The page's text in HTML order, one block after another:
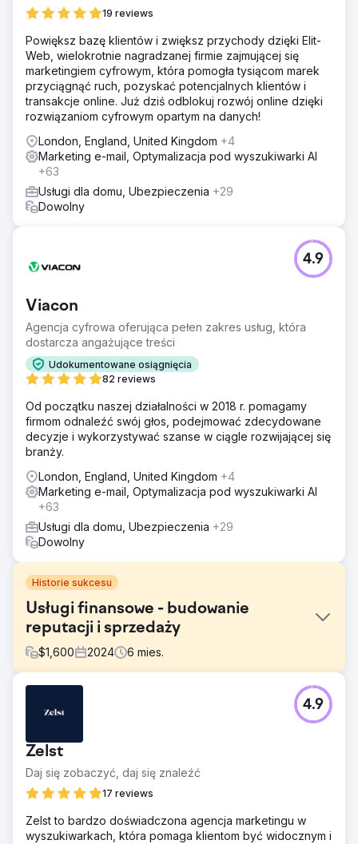
19 reviews
Powiększ bazę klientów i zwiększ przychody dzięki Elit-
Web, wielokrotnie nagradzanej firmie zajmującej się
marketingiem cyfrowym, która pomogła tysiącom marek
przyciągnąć ruch, pozyskać potencjalnych klientów i
transakcje online. Już dziś odblokuj rozwój online dzięki
rozwiązaniom cyfrowym opartym na danych!
London, England, United Kingdom +4
Marketing e-mail, Optymalizacja pod wyszukiwarki AI
+63
Usługi dla domu, Ubezpieczenia +29
Dowolny
Viacon
Agencja cyfrowa oferująca pełen zakres usług, która
dostarcza angażujące treści
Udokumentowane osiągnięcia
82 reviews
4.9
Od początku naszej działalności w 2018 r. pomagamy
firmom odnaleźć swój głos, podejmować zdecydowane
decyzje i wykorzystywać szanse w ciągle rozwijającej się
branży.
London, England, United Kingdom +4
Marketing e-mail, Optymalizacja pod wyszukiwarki AI
+63
Usługi dla domu, Ubezpieczenia +29
Dowolny
Historie sukcesu
Usługi finansowe - budowanie
reputacji i sprzedaży
$1,600 2024 6 mies.
Naszym celem było zbudowanie silnej obecności SEO dla
wykorzystać większą liczbę wyszukiwań. Obecna
strategia SEO klienta koncentrowała się głównie na
słowach kluczowych związanych z marką, które miały
6800 wyszukiwań miesięcznie, ale brakowało im
widoczności w kategoriach słów kluczowych
niezwiązanych z marką, co stanowiło znaczący potencjał
28 000 wyszukiwań miesięcznie.
Zelst
Daj się zobaczyć, daj się znaleźć
17 reviews
4.9
Zelst to bardzo doświadczona agencja marketingu w
wyszukiwarkach, która pomaga klientom być widocznym i